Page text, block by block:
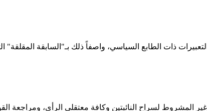
ذات الطابع السياسي، واصفاً ذلك بـ"السابقة المقلقة"